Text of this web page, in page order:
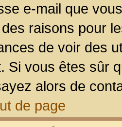
e-mail que
raisons pour
de voir des
Si vous êtes sûr
alors de
de page